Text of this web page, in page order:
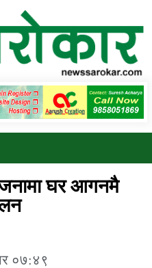
जुम्ला सुचना सन्देश
घर आगनमै
०७:४९